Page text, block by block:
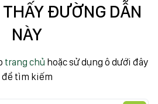
ĐƯỜNG DẪN
NÀY
trang chủ hoặc sử dụng ô dưới đây
để tìm kiếm